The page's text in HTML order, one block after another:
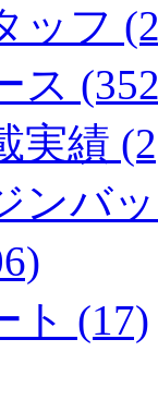
ッフ
ス
実績
ンバ
ト (17)